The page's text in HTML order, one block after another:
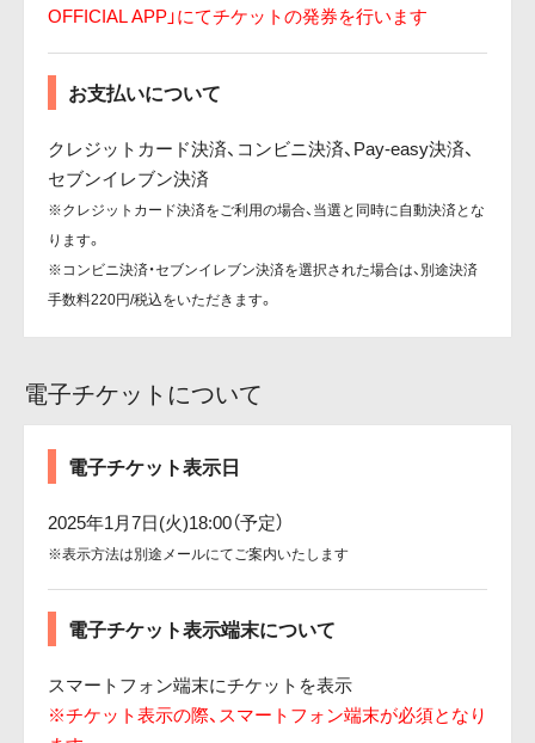
OFFICIAL APP」にてチケットの発券を行います
お支払いについて
クレジットカード決済、コンビニ決済、Pay-easy決済、
セブンイレブン決済
※クレジットカード決済をご利用の場合、当選と同時に自動決済とな
ります。
※コンビニ決済・セブンイレブン決済を選択された場合は、別途決済
手数料220円/税込をいただきます。
電子チケットについて
電子チケット表示日
2025年1月7日(火)18:00（予定）
※表示方法は別途メールにてご案内いたします
電子チケット表示端末について
スマートフォン端末にチケットを表示
※チケット表示の際、スマートフォン端末が必須となり